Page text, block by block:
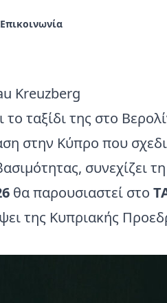
Επικοινωνία
Kreuzberg
ταξίδι της στο
στην Κύπρο που
συνεχίζει
θα παρουσιαστεί στο
της Κυπριακής